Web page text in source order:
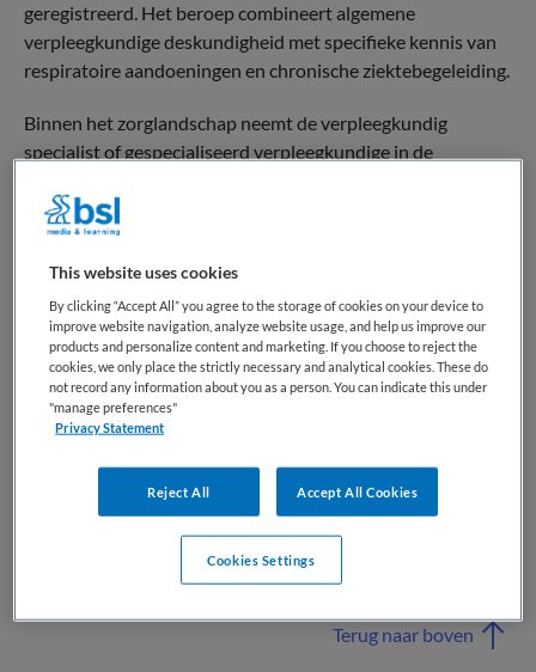
geregistreerd. Het beroep combineert algemene
verpleegkundige deskundigheid met specifieke kennis van
respiratoire aandoeningen en chronische ziektebegeleiding.
Binnen het zorglandschap neemt de verpleegkundig
specialist of gespecialiseerd verpleegkundige in de
specialist en patiënt. De rol kenmerkt zich door inhoudelijke
expertise op het gebied van longaandoeningen en het
bevorderen van zelfmanagement en therapietrouw. De
professional fungeert als vaste contactpersoon binnen het
behandeltraject en draagt bij aan geïntegreerde zorg.
De longverpleegkundige opereert binnen ziekenhuizen,
poliklinieken of andere zorgsettings waar longzorg centraal
staat. Binnen multidisciplinaire teams werkt deze
zorgprofessional samen met longartsen en andere
disciplines om continuïteit en kwaliteit van zorg te
waarborgen. Daarmee vervult de functie een belangrijke rol
Terug naar boven
This website uses cookies
By clicking “Accept All” you agree to the storage of cookies on your device to
improve website navigation, analyze website usage, and help us improve our
products and personalize content and marketing. If you choose to reject the
cookies, we only place the strictly necessary and analytical cookies. These do
not record any information about you as a person. You can indicate this under
"manage preferences"
Privacy Statement
Reject All Accept All Cookies
Cookies Settings